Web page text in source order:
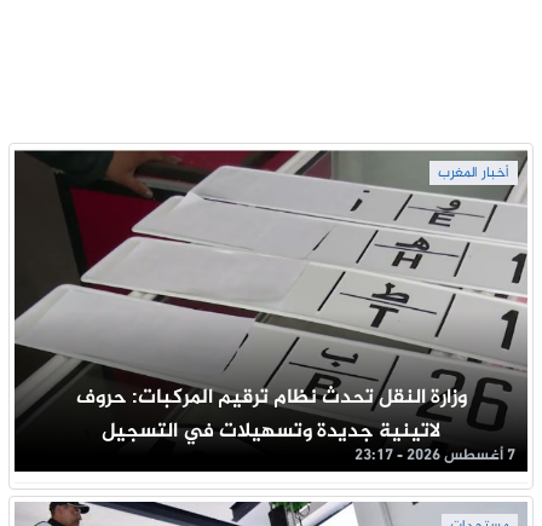
أخبار المغرب
وزارة النقل تحدث نظام ترقيم المركبات: حروف
لاتينية جديدة وتسهيلات في التسجيل
7 أغسطس 2026 - 23:17